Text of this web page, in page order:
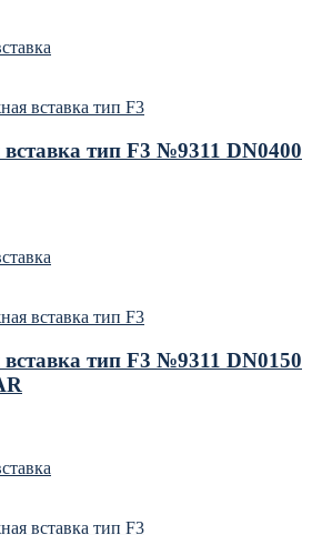
вставка тип F3
тип F3 №9311 DN0400
вставка тип F3
тип F3 №9311 DN0150
вставка тип F3